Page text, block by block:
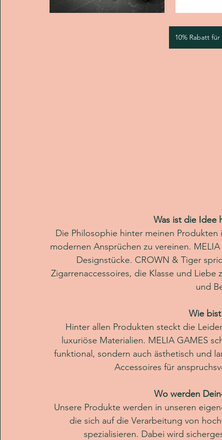
10% Rabatt
Was ist die Idee
Die Philosophie hinter meinen
modernen Ansprüchen zu vereinen.
Designstücke. CROWN & Tiger
Zigarrenaccessoires, die Klasse und
und
Wie
Hinter allen Produkten steckt die
luxuriöse Materialien. MELIA GAMES
funktional, sondern auch ästhetisch und
Accessoires für
Wo werden
Unsere Produkte werden in unseren
die sich auf die Verarbeitung von
spezialisieren. Dabei wird